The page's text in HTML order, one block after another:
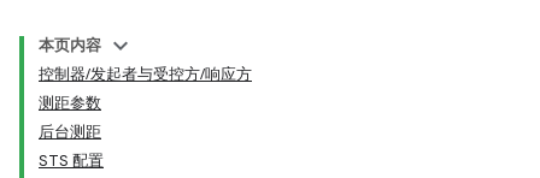
本页内容
控制器/发起者与受控方/响应方
测距参数
后台测距
STS 配置